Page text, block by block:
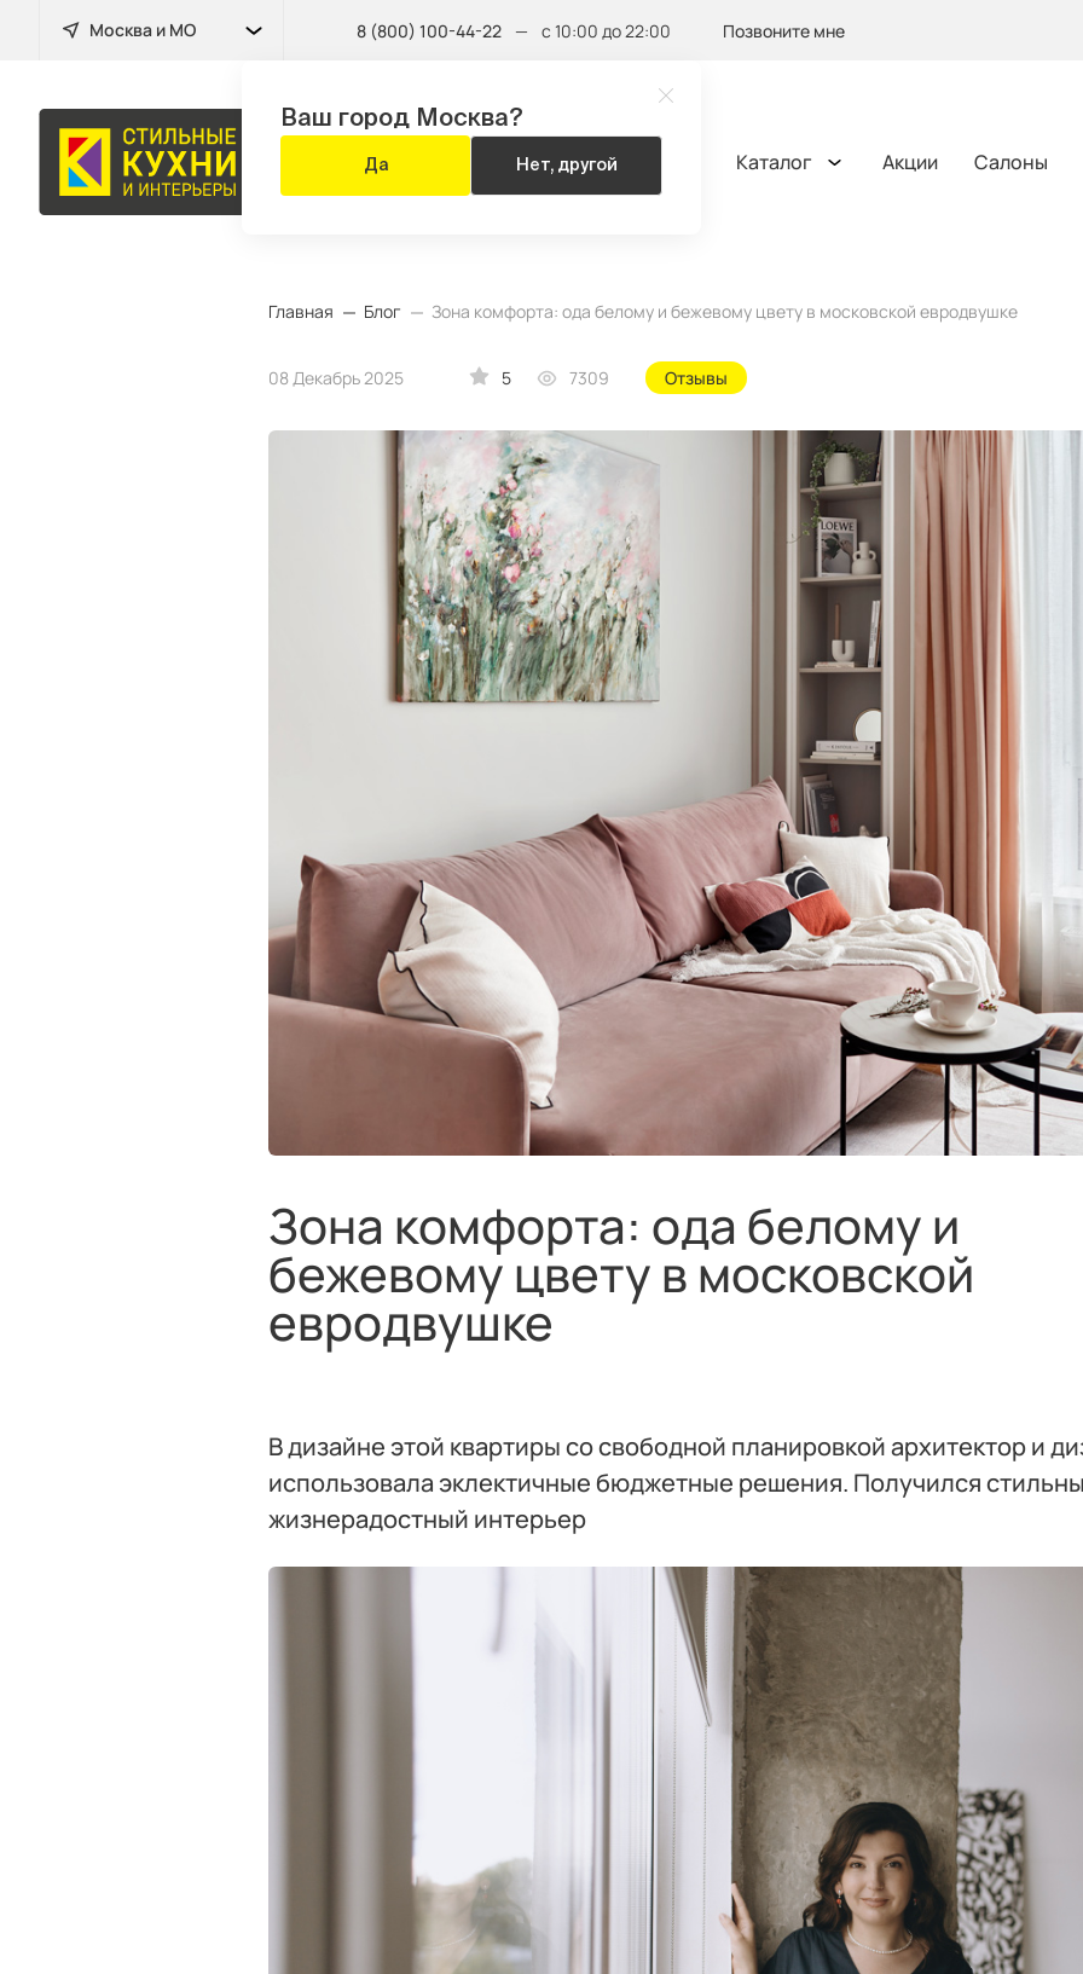
Ваш город Москва?
Да Нет, другой
Москва и МО 8 (800) 100-44-22 — с 10:00 до 22:00 Позвоните мне
КУХНЯ
ЗА 14 ДНЕЙ Каталог Акции Салоны
Главная Блог Зона комфорта: ода белому и бежевому цвету в московской евродвушке
08 Декабрь 2025 5 7309 Отзывы
Зона комфорта: ода белому и
бежевому цвету в московской
евродвушке
В дизайне этой квартиры со свободной планировкой архитектор и
использовала эклектичные бюджетные решения. Получился
жизнерадостный интерьер